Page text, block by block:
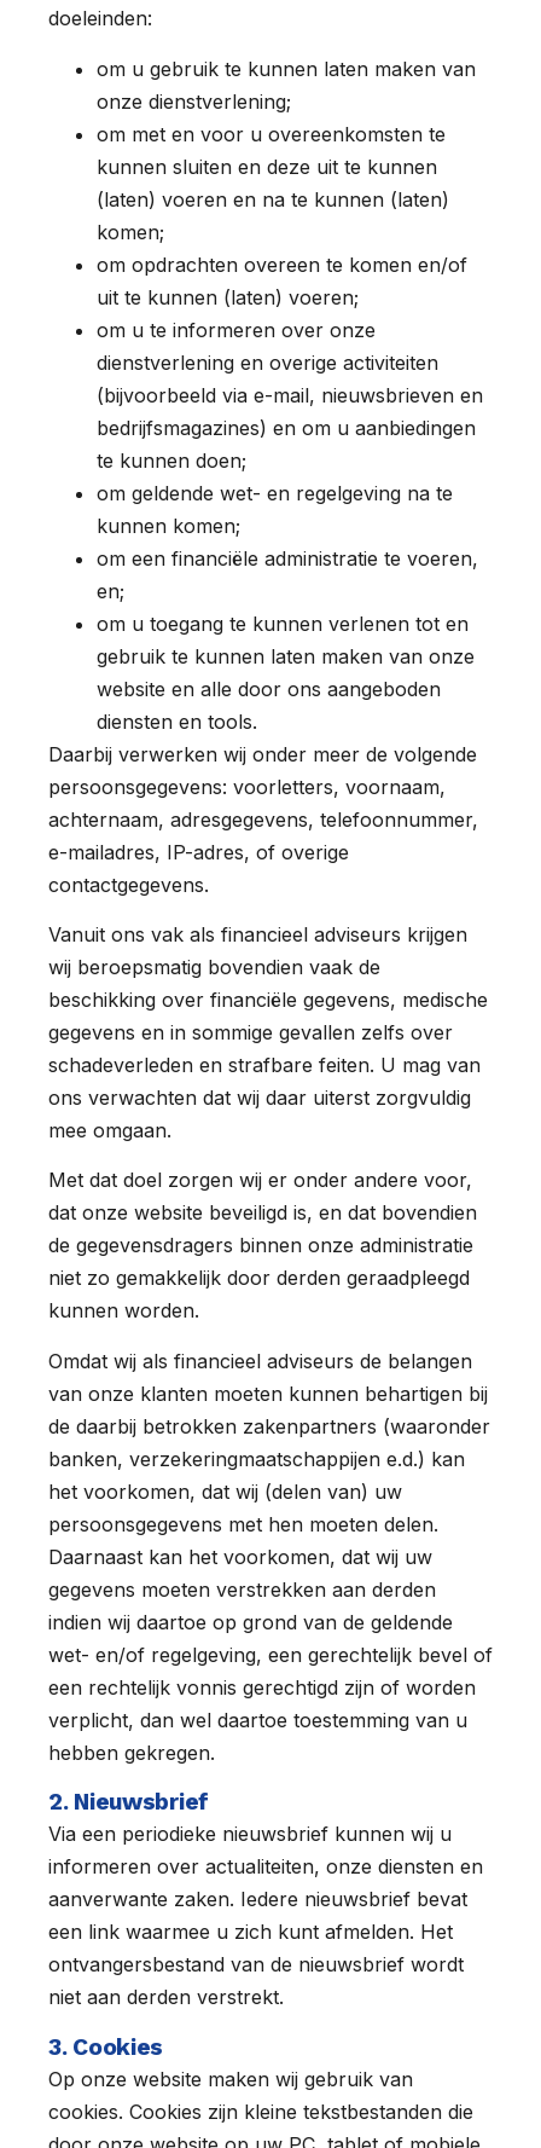
doeleinden:
om u gebruik te kunnen laten maken van
onze dienstverlening;
om met en voor u overeenkomsten te
kunnen sluiten en deze uit te kunnen
(laten) voeren en na te kunnen (laten)
komen;
om opdrachten overeen te komen en/of
uit te kunnen (laten) voeren;
om u te informeren over onze
dienstverlening en overige activiteiten
(bijvoorbeeld via e-mail, nieuwsbrieven en
bedrijfsmagazines) en om u aanbiedingen
te kunnen doen;
om geldende wet- en regelgeving na te
kunnen komen;
om een financiële administratie te voeren,
en;
om u toegang te kunnen verlenen tot en
gebruik te kunnen laten maken van onze
website en alle door ons aangeboden
diensten en tools.
Daarbij verwerken wij onder meer de volgende
persoonsgegevens: voorletters, voornaam,
achternaam, adresgegevens, telefoonnummer,
e-mailadres, IP-adres, of overige
contactgegevens.
Vanuit ons vak als financieel adviseurs krijgen
wij beroepsmatig bovendien vaak de
beschikking over financiële gegevens, medische
gegevens en in sommige gevallen zelfs over
schadeverleden en strafbare feiten. U mag van
ons verwachten dat wij daar uiterst zorgvuldig
mee omgaan.
Met dat doel zorgen wij er onder andere voor,
dat onze website beveiligd is, en dat bovendien
de gegevensdragers binnen onze administratie
niet zo gemakkelijk door derden geraadpleegd
kunnen worden.
Omdat wij als financieel adviseurs de belangen
van onze klanten moeten kunnen behartigen bij
de daarbij betrokken zakenpartners (waaronder
banken, verzekeringmaatschappijen e.d.) kan
het voorkomen, dat wij (delen van) uw
persoonsgegevens met hen moeten delen.
Daarnaast kan het voorkomen, dat wij uw
gegevens moeten verstrekken aan derden
indien wij daartoe op grond van de geldende
wet- en/of regelgeving, een gerechtelijk bevel of
een rechtelijk vonnis gerechtigd zijn of worden
verplicht, dan wel daartoe toestemming van u
hebben gekregen.
2. Nieuwsbrief
Via een periodieke nieuwsbrief kunnen wij u
informeren over actualiteiten, onze diensten en
aanverwante zaken. Iedere nieuwsbrief bevat
een link waarmee u zich kunt afmelden. Het
ontvangersbestand van de nieuwsbrief wordt
niet aan derden verstrekt.
3. Cookies
Op onze website maken wij gebruik van
cookies. Cookies zijn kleine tekstbestanden die